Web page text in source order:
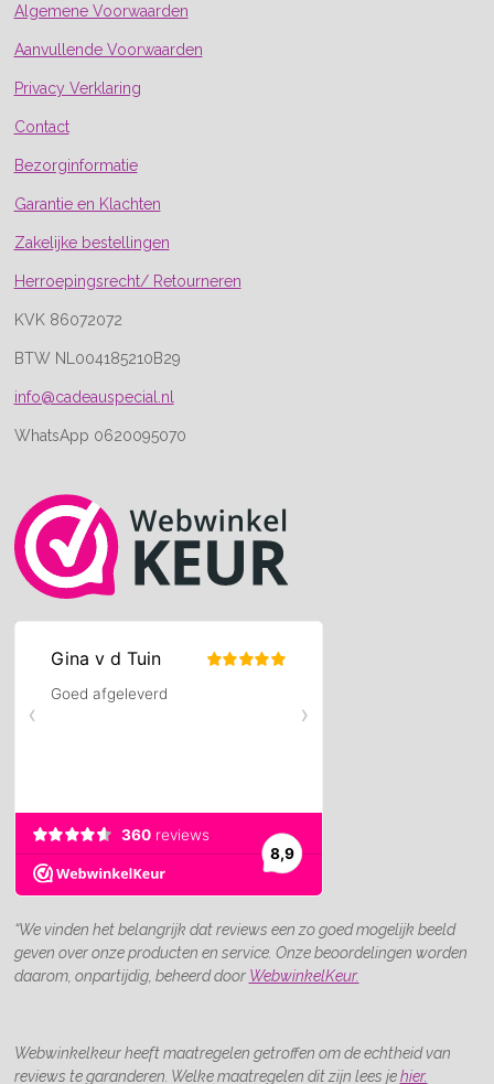
Algemene Voorwaarden
Aanvullende Voorwaarden
Privacy Verklaring
Contact
Bezorginformatie
Garantie en Klachten
Zakelijke bestellingen
Herroepingsrecht/ Retourneren
KVK 86072072
BTW NL004185210B29
info@cadeauspecial.nl
WhatsApp 0620095070
“We vinden het belangrijk dat reviews een zo goed mogelijk beeld
geven over onze producten en service. Onze beoordelingen worden
daarom, onpartijdig, beheerd door WebwinkelKeur.
Webwinkelkeur heeft maatregelen getroffen om de echtheid van
reviews te garanderen. Welke maatregelen dit zijn lees je hier.